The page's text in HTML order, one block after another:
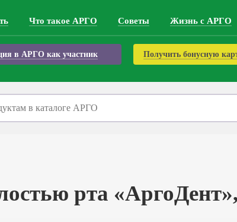
Что такое АРГО Советы Жизнь с АРГО
в АРГО как участник Получить бонусную
рта